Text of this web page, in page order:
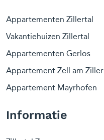
Appartementen Zillertal
Vakantiehuizen Zillertal
Appartementen Gerlos
Appartement Zell am Ziller
Appartement Mayrhofen
Informatie